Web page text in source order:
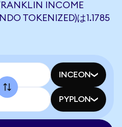
INCOME
TOKENIZED)は1.1785
INCEON
PYPLON